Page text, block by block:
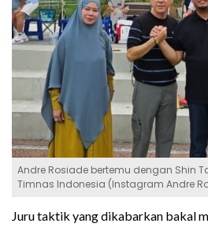
Andre Rosiade bertemu dengan Shin
Timnas Indonesia (Instagram Andre
Juru taktik yang dikabarkan bakal